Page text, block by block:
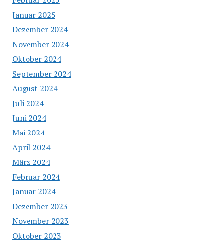
Januar 2025
Dezember 2024
November 2024
Oktober 2024
September 2024
August 2024
Juli 2024
Juni 2024
Mai 2024
April 2024
März 2024
Februar 2024
Januar 2024
Dezember 2023
November 2023
Oktober 2023